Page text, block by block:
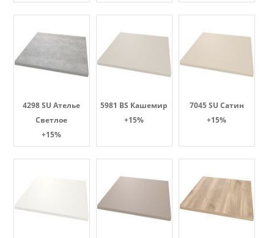
4298 SU Ателье
Светлое
+15%
5981 BS Кашемир
+15%
7045 SU Сатин
+15%